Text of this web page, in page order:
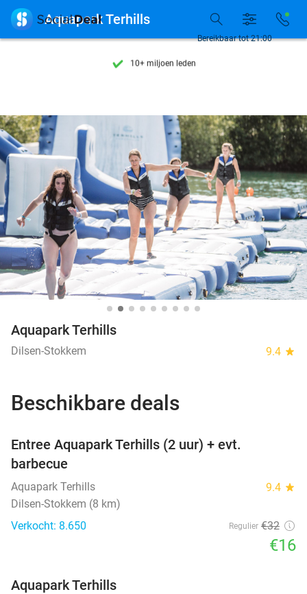
7 dagen per week beschikbaar
10+ miljoen leden
7 dagen per week beschikbaar
10+ miljoen leden
Bereikbaar tot 21:00
 Aquapark Terhills
Aquapark Terhills
Dilsen-Stokkem 9.4 star
Beschikbare deals
OUT
Entree Aquapark Terhills (2 uur) + evt.
barbecue
Aquapark Terhills 9.4 star
Dilsen-Stokkem (8 km)
Verkocht: 8.650
Regulier €32
€16
Aquapark Terhills